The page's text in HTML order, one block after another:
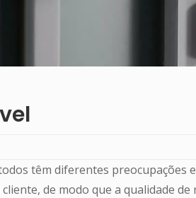
têm diferentes preocupações
cliente, de modo que a qualidade de